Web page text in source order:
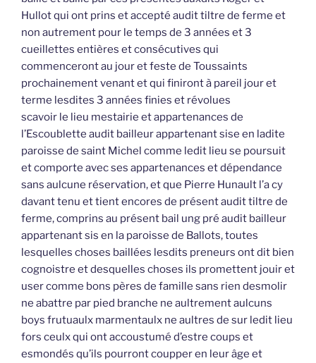
Hullot qui ont prins et accepté audit tiltre de ferme et
non autrement pour le temps de 3 années et 3
cueillettes entières et consécutives qui
commenceront au jour et feste de Toussaints
prochainement venant et qui finiront à pareil jour et
terme lesdites 3 années finies et révolues
scavoir le lieu mestairie et appartenances de
l’Escoublette audit bailleur appartenant sise en ladite
paroisse de saint Michel comme ledit lieu se poursuit
et comporte avec ses appartenances et dépendance
sans aulcune réservation, et que Pierre Hunault l’a cy
davant tenu et tient encores de présent audit tiltre de
ferme, comprins au présent bail ung pré audit bailleur
appartenant sis en la paroisse de Ballots, toutes
lesquelles choses baillées lesdits preneurs ont dit bien
cognoistre et desquelles choses ils promettent jouir et
user comme bons pères de famille sans rien desmolir
ne abattre par pied branche ne aultrement aulcuns
boys frutuaulx marmentaulx ne aultres de sur ledit lieu
fors ceulx qui ont accoustumé d’estre coups et
esmondés qu’ils pourront coupper en leur âge et